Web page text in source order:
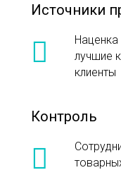
Источники
Наценка
лучшие
клиенты
Контроль